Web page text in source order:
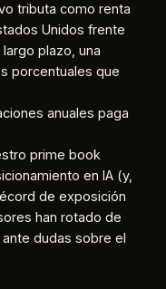
tributa como renta
Unidos frente
plazo, una
porcentuales que
anuales paga
prime book
en IA (y,
de exposición
han rotado de
dudas sobre el